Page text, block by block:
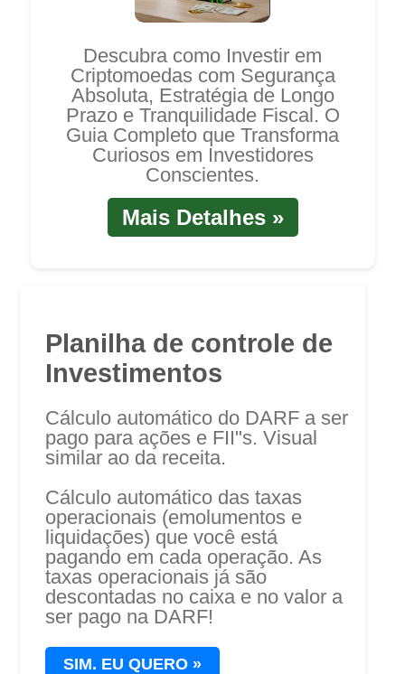
Descubra como Investir em
Criptomoedas com Segurança
Absoluta, Estratégia de Longo
Prazo e Tranquilidade Fiscal. O
Guia Completo que Transforma
Curiosos em Investidores
Conscientes.
Mais Detalhes »
Planilha de controle de
Investimentos
Cálculo automático do DARF a ser
pago para ações e FII"s. Visual
similar ao da receita.
Cálculo automático das taxas
operacionais (emolumentos e
liquidações) que você está
pagando em cada operação. As
taxas operacionais já são
descontadas no caixa e no valor a
ser pago na DARF!
SIM. EU QUERO »